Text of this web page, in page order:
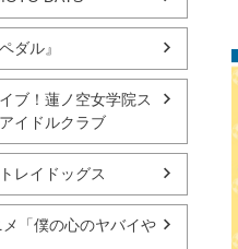
ダル』
ブ！蓮ノ空女学院ス
イドルクラブ
レイドッグス
「僕の心のヤバイや